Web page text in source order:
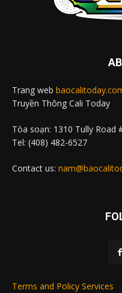
Trang web
Truyền Thông Cali Today
Tòa soạn: 1310 Tully Road
Tel: (408) 482-6527
Contact us:
Terms and Policy Services